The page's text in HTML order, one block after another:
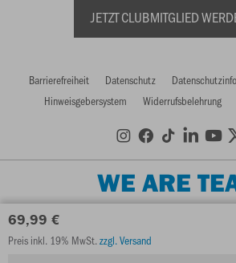
69,99 €
Preis inkl. 19% MwSt.zzgl. Versand
JETZT CLUBMITGLIED
Barrierefreiheit Datenschutz
Hinweisgebersystem
Widerrufsbelehrung
WE ARE